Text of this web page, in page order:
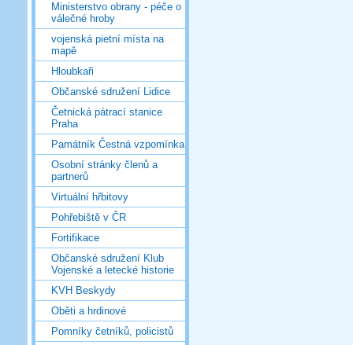
Ministerstvo obrany - péče o
válečné hroby
vojenská pietní místa na
mapě
Hloubkaři
Občanské sdružení Lidice
Četnická pátrací stanice
Praha
Památník Čestná vzpomínka
Osobní stránky členů a
partnerů
Virtuální hřbitovy
Pohřebiště v ČR
Fortifikace
Občanské sdružení Klub
Vojenské a letecké historie
KVH Beskydy
Oběti a hrdinové
Pomníky četníků, policistů